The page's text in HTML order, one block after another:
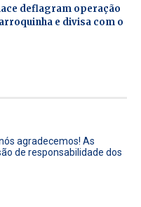
deflagram operação
e divisa com o
agradecemos! As
de responsabilidade dos